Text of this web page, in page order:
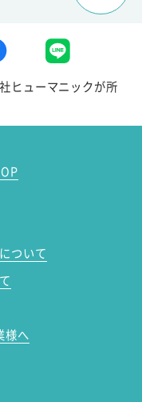
ヒューマニックが所
ついて
様へ